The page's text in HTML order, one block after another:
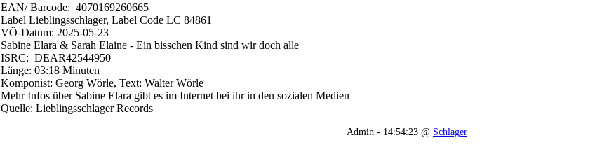
EAN/ Barcode: 4070169260665
Label Lieblingsschlager, Label Code LC 84861
VÖ-Datum: 2025-05-23
Sabine Elara & Sarah Elaine - Ein bisschen Kind sind wir doch alle
ISRC: DEAR42544950
Länge: 03:18 Minuten
Komponist: Georg Wörle, Text: Walter Wörle
Mehr Infos über Sabine Elara gibt es im Internet bei ihr in den sozialen Medien
Quelle: Lieblingsschlager Records
Admin - 14:54:23 @ Schlager